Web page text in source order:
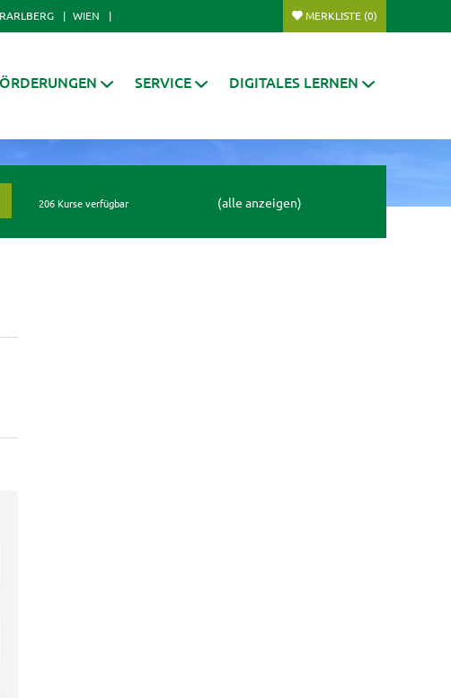
WIEN MERKLISTE (0)
SERVICE DIGITALES LERNEN
206 Kurse verfügbar (alle anzeigen)